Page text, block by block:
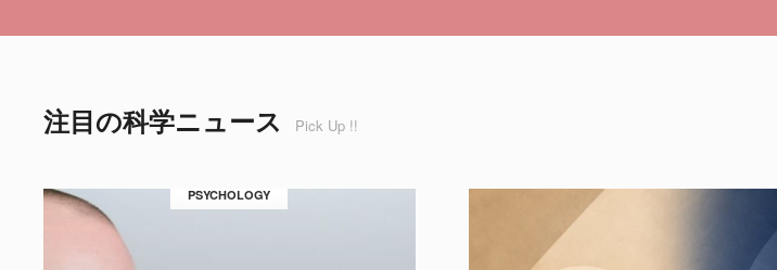
注目の科学ニュース Pick Up !!
PSYCHOLOGY